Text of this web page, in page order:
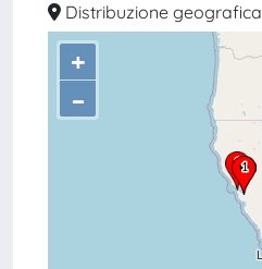
Distribuzione geografica
+
–